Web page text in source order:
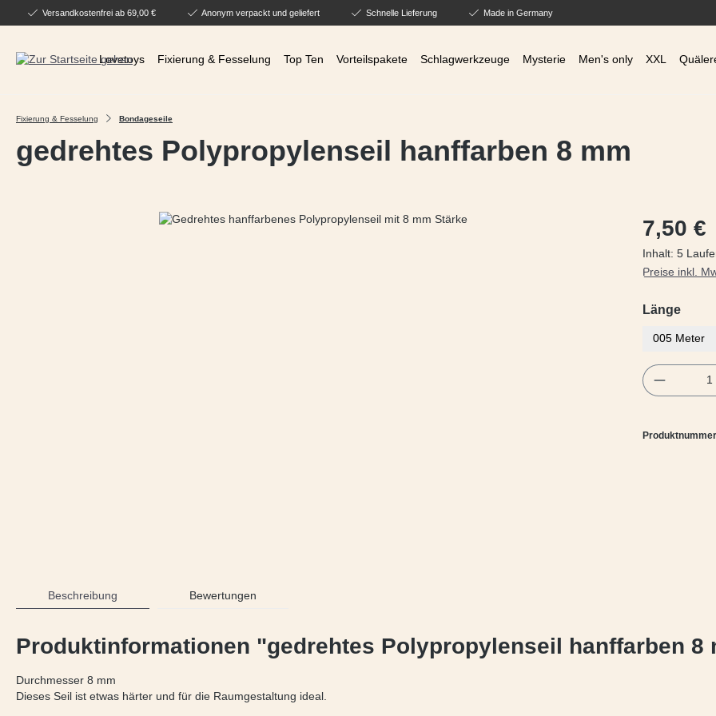
Hauptinhalt springen
Zur Suche springen
Zur Hauptnavigation springen
Versandkostenfrei ab 69,00 € Anonym verpackt und geliefert Schnelle Lieferung Made in Germany
Lovetoys Fixierung & Fesselung Top Ten Vorteilspakete Schlagwerkzeuge Mysterie Men's only XXL
Fixierung & Fesselung Bondageseile
gedrehtes Polypropylenseil hanffarben 8 mm
Regulärer
7,50 €
Inhalt: 5
Preise inkl.
Länge
005 Meter
Produkt
Beschreibung Bewertungen
Produktinformationen "gedrehtes Polypropylenseil hanffarben 8
Durchmesser 8 mm
Dieses Seil ist etwas härter und für die Raumgestaltung ideal.